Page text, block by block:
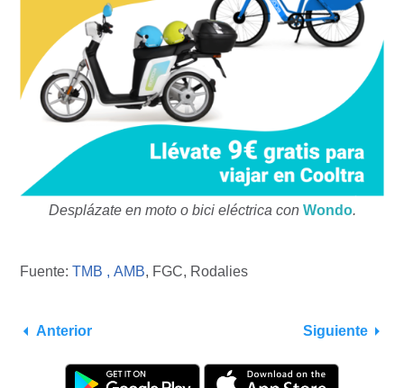
Desplázate en moto o bici eléctrica con Wondo.
Fuente: TMB , AMB, FGC, Rodalies
Anterior Siguiente